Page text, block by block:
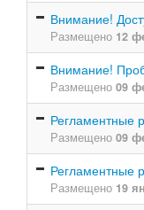
Внимание!
Размещено 12
Внимание!
Размещено 09
Размещено 09
Регламентные
Размещено 19